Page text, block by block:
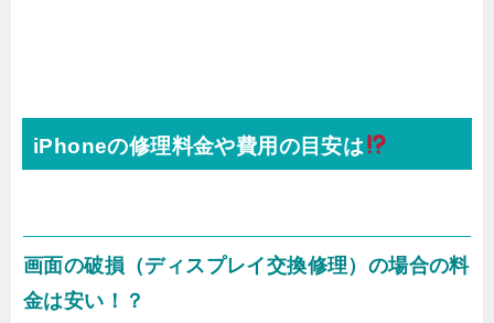
iPhoneの修理料金や費用の目安は
画面の破損（ディスプレイ交換修理）の場合の料
金は安い！？